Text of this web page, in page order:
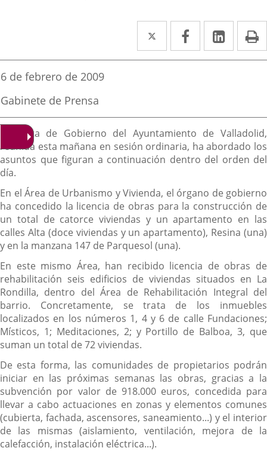
Twitter
Enlace
a
externa.
Facebook
Enlace
a
externa.
Enlace
a
Fecha
la
noticia
6 de febrero de 2009
Fuente
la
noticia
Gabinete de Prensa
Descripción
La Junta de Gobierno del Ayuntamiento de Valladolid,
reunida esta mañana en sesión ordinaria, ha abordado los
asuntos que figuran a continuación dentro del orden del
día.
En el Área de Urbanismo y Vivienda, el órgano de gobierno
ha concedido la licencia de obras para la construcción de
un total de catorce viviendas y un apartamento en las
calles Alta (doce viviendas y un apartamento), Resina (una)
y en la manzana 147 de Parquesol (una).
En este mismo Área, han recibido licencia de obras de
rehabilitación seis edificios de viviendas situados en La
Rondilla, dentro del Área de Rehabilitación Integral del
barrio. Concretamente, se trata de los inmuebles
localizados en los números 1, 4 y 6 de calle Fundaciones;
Místicos, 1; Meditaciones, 2; y Portillo de Balboa, 3, que
suman un total de 72 viviendas.
De esta forma, las comunidades de propietarios podrán
iniciar en las próximas semanas las obras, gracias a la
subvención por valor de 918.000 euros, concedida para
llevar a cabo actuaciones en zonas y elementos comunes
(cubierta, fachada, ascensores, saneamiento...) y el interior
de las mismas (aislamiento, ventilación, mejora de la
calefacción, instalación eléctrica...).